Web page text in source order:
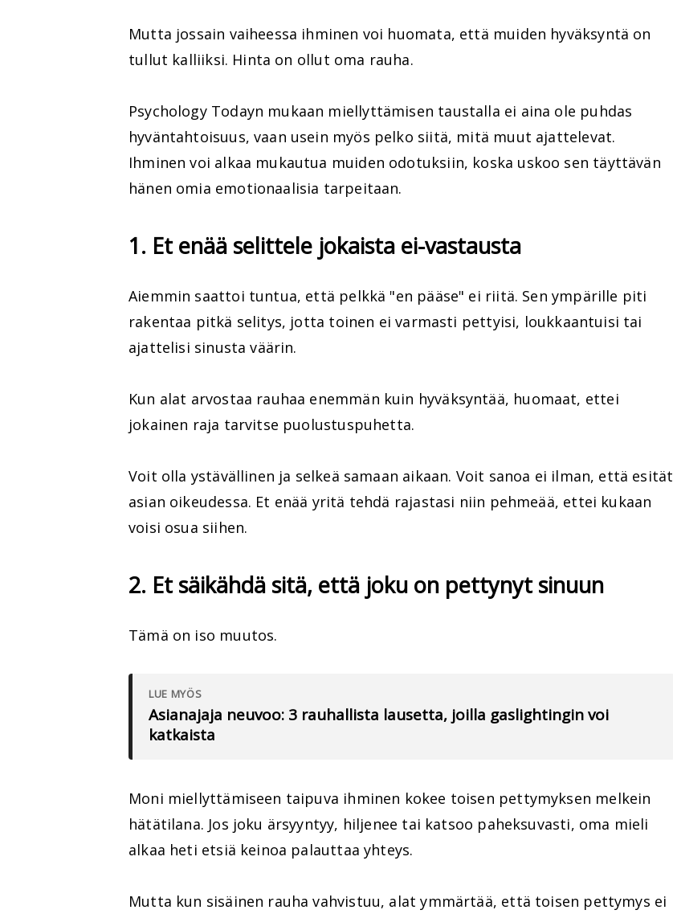
Mutta jossain vaiheessa ihminen voi huomata, että muiden hyväksyntä on
tullut kalliiksi. Hinta on ollut oma rauha.
Psychology Todayn mukaan miellyttämisen taustalla ei aina ole puhdas
hyväntahtoisuus, vaan usein myös pelko siitä, mitä muut ajattelevat.
Ihminen voi alkaa mukautua muiden odotuksiin, koska uskoo sen täyttävän
hänen omia emotionaalisia tarpeitaan.
1. Et enää selittele jokaista ei-vastausta
Aiemmin saattoi tuntua, että pelkkä "en pääse" ei riitä. Sen ympärille piti
rakentaa pitkä selitys, jotta toinen ei varmasti pettyisi, loukkaantuisi tai
ajattelisi sinusta väärin.
Kun alat arvostaa rauhaa enemmän kuin hyväksyntää, huomaat, ettei
jokainen raja tarvitse puolustuspuhetta.
Voit olla ystävällinen ja selkeä samaan aikaan. Voit sanoa ei ilman, että esität
asian oikeudessa. Et enää yritä tehdä rajastasi niin pehmeää, ettei kukaan
voisi osua siihen.
2. Et säikähdä sitä, että joku on pettynyt sinuun
Tämä on iso muutos.
LUE MYÖS
Asianajaja neuvoo: 3 rauhallista lausetta, joilla gaslightingin voi
katkaista
Moni miellyttämiseen taipuva ihminen kokee toisen pettymyksen melkein
hätätilana. Jos joku ärsyyntyy, hiljenee tai katsoo paheksuvasti, oma mieli
alkaa heti etsiä keinoa palauttaa yhteys.
Mutta kun sisäinen rauha vahvistuu, alat ymmärtää, että toisen pettymys ei